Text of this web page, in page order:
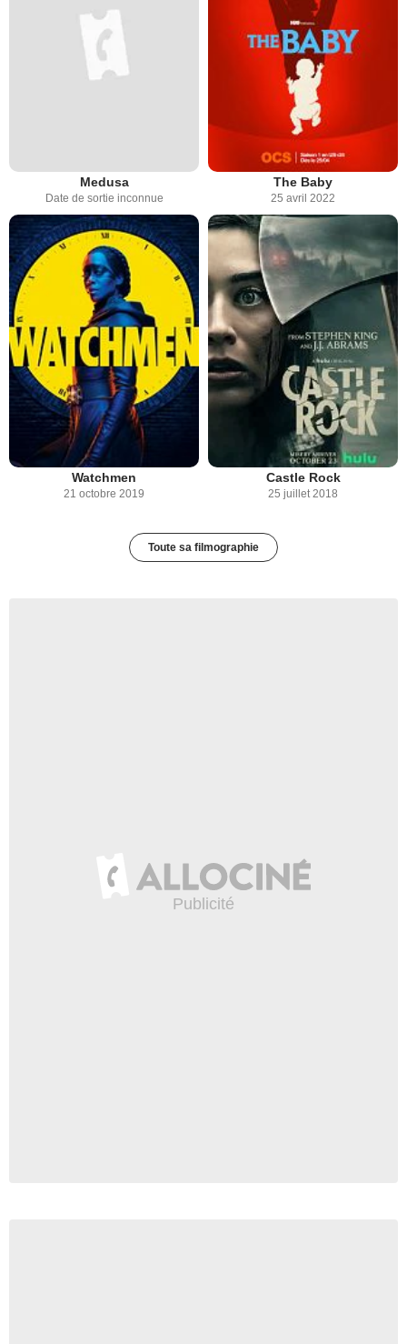
Medusa
Date de sortie inconnue
The Baby
25 avril 2022
Watchmen
21 octobre 2019
Castle Rock
25 juillet 2018
Toute sa filmographie